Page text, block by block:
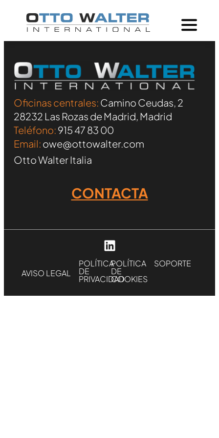
Oficinas centrales: Camino Ceudas, 2
28232 Las Rozas de Madrid, Madrid
Teléfono: 915 47 83 00
Email: owe@ottowalter.com
Otto Walter Italia
CONTACTA
AVISO LEGAL
POLÍTICA
DE
PRIVACIDAD
POLÍTICA
DE
COOKIES
SOPORTE